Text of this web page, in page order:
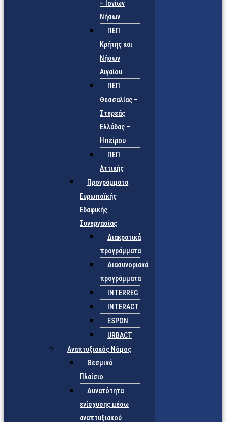
– Ιονίων
Νήσων
ΠΕΠ
Κρήτης και
Νήσων
Αιγαίου
ΠΕΠ
Θεσσαλίας –
Στερεάς
Ελλάδας –
Ηπείρου
ΠΕΠ
Αττικής
Προγράμματα
Ευρωπαϊκής
Εδαφικής
Συνεργασίας
Διακρατικά
προγράμματα
Διασυνοριακά
προγράμματα
INTERREG
INTERACT
ESPON
URBACT
Αναπτυξιακός Νόμος
Θεσμικό
Πλαίσιο
Δυνατότητα
ενίσχυσης μέσω
αναπτυξιακού